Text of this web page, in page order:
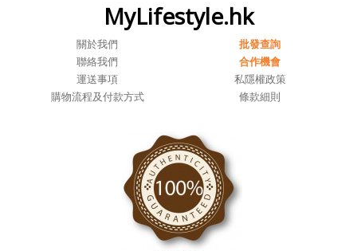
MyLifestyle.hk
關於我們
批發查詢
聯絡我們
合作機會
運送事項
私隱權政策
購物流程及付款方式
條款細則